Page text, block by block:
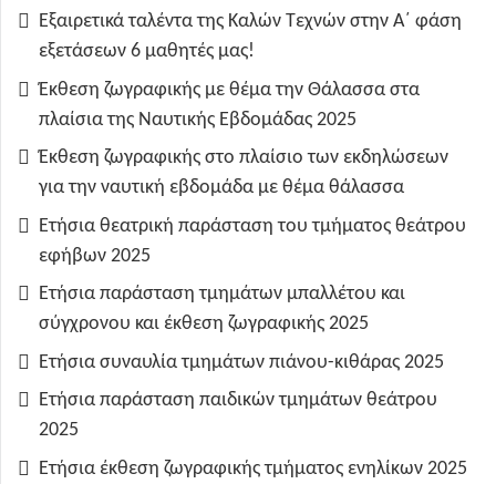
Εξαιρετικά ταλέντα της Καλών Τεχνών στην Α΄ φάση
εξετάσεων 6 μαθητές μας!
Έκθεση ζωγραφικής με θέμα την Θάλασσα στα
πλαίσια της Ναυτικής Εβδομάδας 2025
Έκθεση ζωγραφικής στο πλαίσιο των εκδηλώσεων
για την ναυτική εβδομάδα με θέμα θάλασσα
Ετήσια θεατρική παράσταση του τμήματος θεάτρου
εφήβων 2025
Ετήσια παράσταση τμημάτων μπαλλέτου και
σύγχρονου και έκθεση ζωγραφικής 2025
Ετήσια συναυλία τμημάτων πιάνου-κιθάρας 2025
Ετήσια παράσταση παιδικών τμημάτων θεάτρου
2025
Ετήσια έκθεση ζωγραφικής τμήματος ενηλίκων 2025